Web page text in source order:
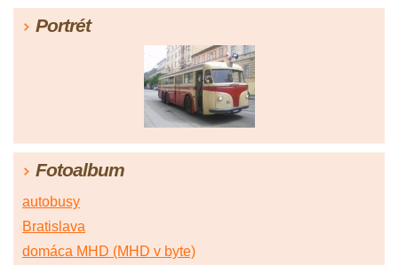
Portrét
Fotoalbum
autobusy
Bratislava
domáca MHD (MHD v byte)